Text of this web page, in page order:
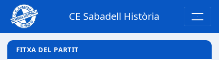
CE Sabadell Història
FITXA DEL PARTIT